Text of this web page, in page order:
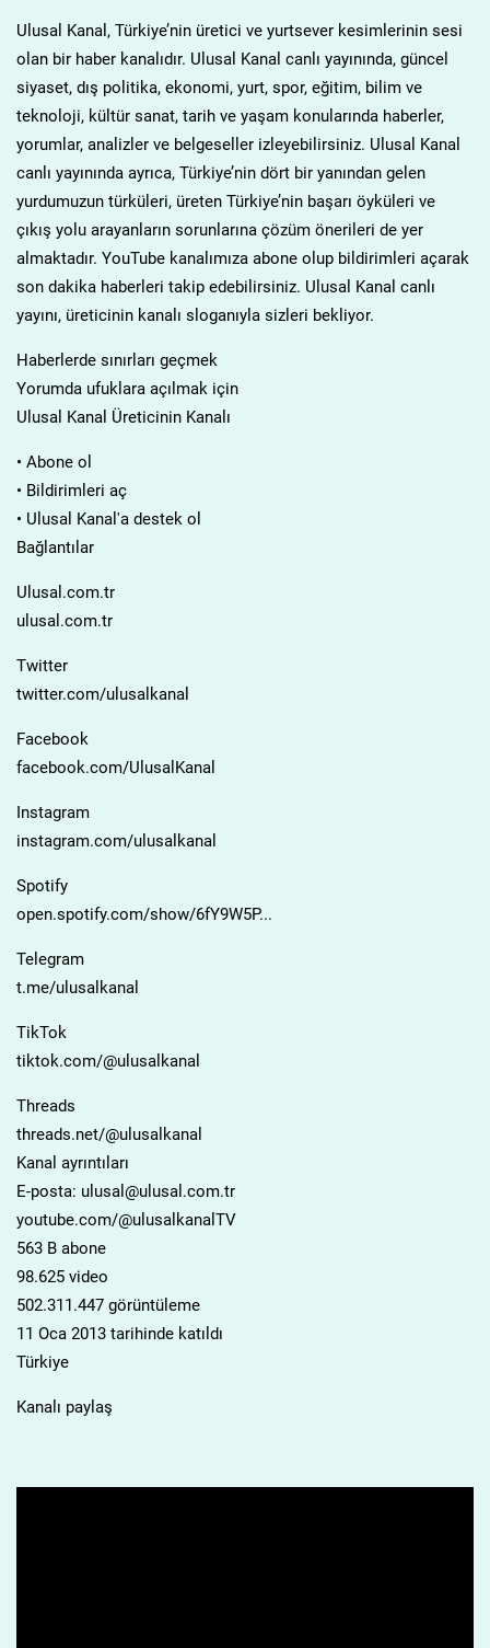
Ulusal Kanal, Türkiye’nin üretici ve yurtsever kesimlerinin sesi
olan bir haber kanalıdır. Ulusal Kanal canlı yayınında, güncel
siyaset, dış politika, ekonomi, yurt, spor, eğitim, bilim ve
teknoloji, kültür sanat, tarih ve yaşam konularında haberler,
yorumlar, analizler ve belgeseller izleyebilirsiniz. Ulusal Kanal
canlı yayınında ayrıca, Türkiye’nin dört bir yanından gelen
yurdumuzun türküleri, üreten Türkiye’nin başarı öyküleri ve
çıkış yolu arayanların sorunlarına çözüm önerileri de yer
almaktadır. YouTube kanalımıza abone olup bildirimleri açarak
son dakika haberleri takip edebilirsiniz. Ulusal Kanal canlı
yayını, üreticinin kanalı sloganıyla sizleri bekliyor.
Haberlerde sınırları geçmek
Yorumda ufuklara açılmak için
Ulusal Kanal Üreticinin Kanalı
• Abone ol
• Bildirimleri aç
• Ulusal Kanal'a destek ol
Bağlantılar
Ulusal.com.tr
ulusal.com.tr
Twitter
twitter.com/ulusalkanal
Facebook
facebook.com/UlusalKanal
Instagram
instagram.com/ulusalkanal
Spotify
open.spotify.com/show/6fY9W5P...
Telegram
t.me/ulusalkanal
TikTok
tiktok.com/@ulusalkanal
Threads
threads.net/@ulusalkanal
Kanal ayrıntıları
E-posta: ulusal@ulusal.com.tr
youtube.com/@ulusalkanalTV
563 B abone
98.625 video
502.311.447 görüntüleme
11 Oca 2013 tarihinde katıldı
Türkiye
Kanalı paylaş